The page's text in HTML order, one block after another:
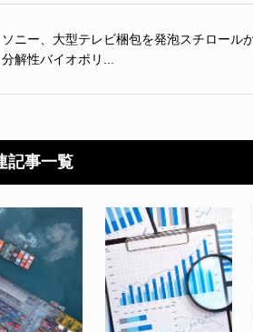
ソニー、大型テレビ梱包を発泡スチロール
分解性バイオポリ...
記事一覧